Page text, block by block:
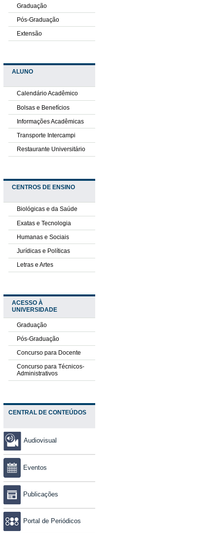
Graduação
Pós-Graduação
Extensão
ALUNO
Calendário Acadêmico
Bolsas e Benefícios
Informações Acadêmicas
Transporte Intercampi
Restaurante Universitário
CENTROS DE ENSINO
Biológicas e da Saúde
Exatas e Tecnologia
Humanas e Sociais
Jurídicas e Políticas
Letras e Artes
ACESSO À
UNIVERSIDADE
Graduação
Pós-Graduação
Concurso para Docente
Concurso para Técnicos-
Administrativos
CENTRAL DE CONTEÚDOS
Audiovisual
Eventos
Publicações
Portal de Periódicos